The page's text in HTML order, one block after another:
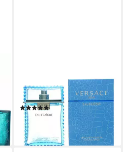
Fraiche, Glasflakon, Parfüm
EDT, Herrenduft
(17)
ab 103,62 €
(51,81 €/ 100 ml)
lieferbar - in 3-4 Werktagen bei dir